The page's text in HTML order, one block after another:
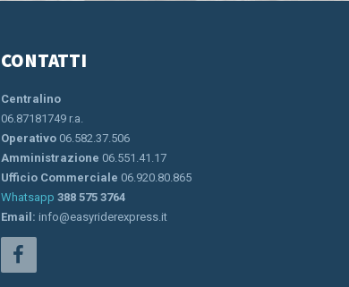
CONTATTI
Centralino
06.87181749 r.a.
Operativo06.582.37.506
Amministrazione 06.551.41.17
Ufficio Commerciale 06.920.80.865
Whatsapp 388 575 3764
Email: info@easyriderexpress.it